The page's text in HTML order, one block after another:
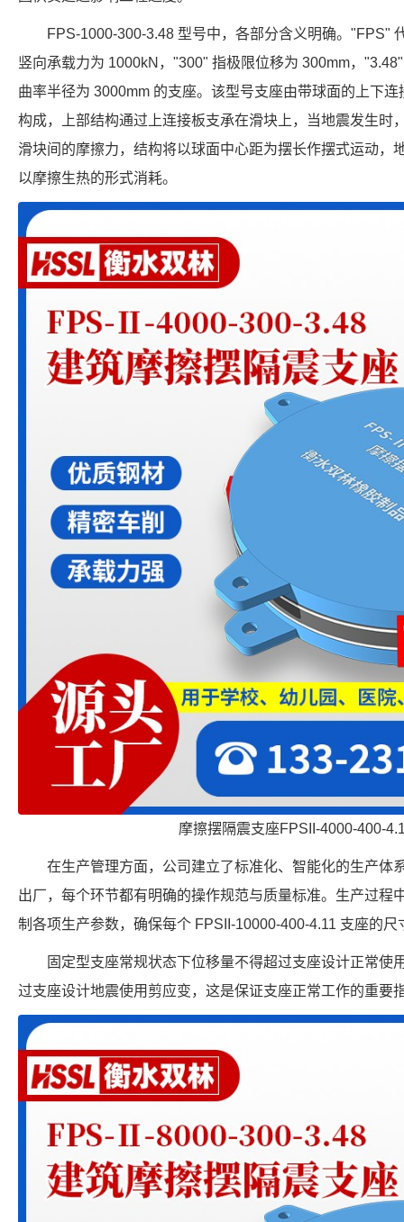
FPS-1000-300-3.48 型号中，各部分含义明确。"FPS"
竖向承载力为 1000kN，"300" 指极限位移为 300mm，
曲率半径为 3000mm 的支座。该型号支座由带球面的上下
构成，上部结构通过上连接板支承在滑块上，当地震发生时
滑块间的摩擦力，结构将以球面中心距为摆长作摆式运动，
以摩擦生热的形式消耗。
摩擦摆隔震支座FPSII-4000-400-
在生产管理方面，公司建立了标准化、智能化的生产体
出厂，每个环节都有明确的操作规范与质量标准。生产过程
制各项生产参数，确保每个 FPSII-10000-400-4.11 支座的
固定型支座常规状态下位移量不得超过支座设计正常使
过支座设计地震使用剪应变，这是保证支座正常工作的重要